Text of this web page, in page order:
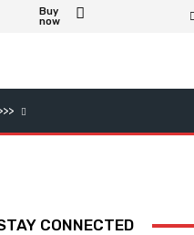
Buy
now
CONNECTED